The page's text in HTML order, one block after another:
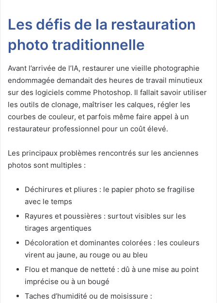
Les défis de la restauration
photo traditionnelle
Avant l’arrivée de l’IA, restaurer une vieille photographie
endommagée demandait des heures de travail minutieux
sur des logiciels comme Photoshop. Il fallait savoir utiliser
les outils de clonage, maîtriser les calques, régler les
courbes de couleur, et parfois même faire appel à un
restaurateur professionnel pour un coût élevé.
Les principaux problèmes rencontrés sur les anciennes
photos sont multiples :
Déchirures et pliures : le papier photo se fragilise
avec le temps
Rayures et poussières : surtout visibles sur les
tirages argentiques
Décoloration et dominantes colorées : les couleurs
virent au jaune, au rouge ou au bleu
Flou et manque de netteté : dû à une mise au point
imprécise ou à un bougé
Taches d’humidité ou de moisissure :